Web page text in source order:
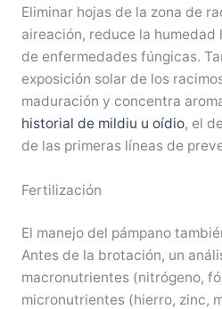
Eliminar hojas de la zona de
aireación, reduce la humedad
de enfermedades fúngicas.
exposición solar de los
maduración y concentra
historial de mildiu u oídio, el
de las primeras líneas de
Fertilización
El manejo del pámpano
Antes de la brotación, un
macronutrientes (nitrógeno,
micronutrientes (hierro, zinc,